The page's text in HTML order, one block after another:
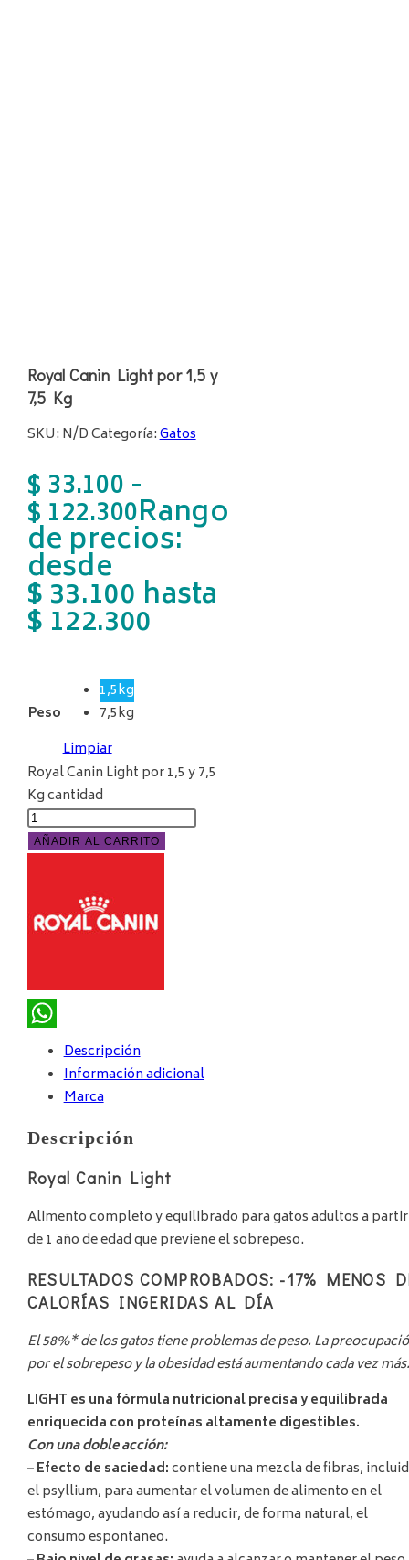
Royal Canin Light por 1,5 y
7,5 Kg
SKU: N/DCategoría:Gatos
$ 33.100 -
$122.300Rango
de precios:
desde
$ 33.100 hasta
$ 122.300
Peso
1,5kg
7,5kg
Limpiar
Royal Canin Light por 1,5 y 7,5
Kg cantidad
AÑADIR AL CARRITO
WhatsApp
Descripción
Información adicional
Marca
Descripción
Royal Canin Light
Alimento completo y equilibrado para gatos adultos a partir
de 1 año de edad que previene el sobrepeso.
RESULTADOS COMPROBADOS: -17% MENOS
CALORÍAS INGERIDAS AL DÍA
El 58%* de los gatos tiene problemas de peso. La
por el sobrepeso y la obesidad está aumentando cada vez más.
LIGHT es una fórmula nutricional precisa y equilibrada
enriquecida con proteínas altamente digestibles.
Con una doble acción:
– Efecto de saciedad:contiene una mezcla de fibras,
el psyllium, para aumentar el volumen de alimento en el
estómago, ayudando así a reducir, de forma natural, el
consumo espontaneo.